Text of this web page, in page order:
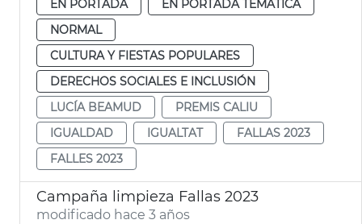
EN PORTADA
EN PORTADA TEMÁTICA
NORMAL
CULTURA Y FIESTAS POPULARES
DERECHOS SOCIALES E INCLUSIÓN
LUCÍA BEAMUD
PREMIS CALIU
IGUALDAD
IGUALTAT
FALLAS 2023
FALLES 2023
Campaña limpieza Fallas 2023
modificado hace 3 años